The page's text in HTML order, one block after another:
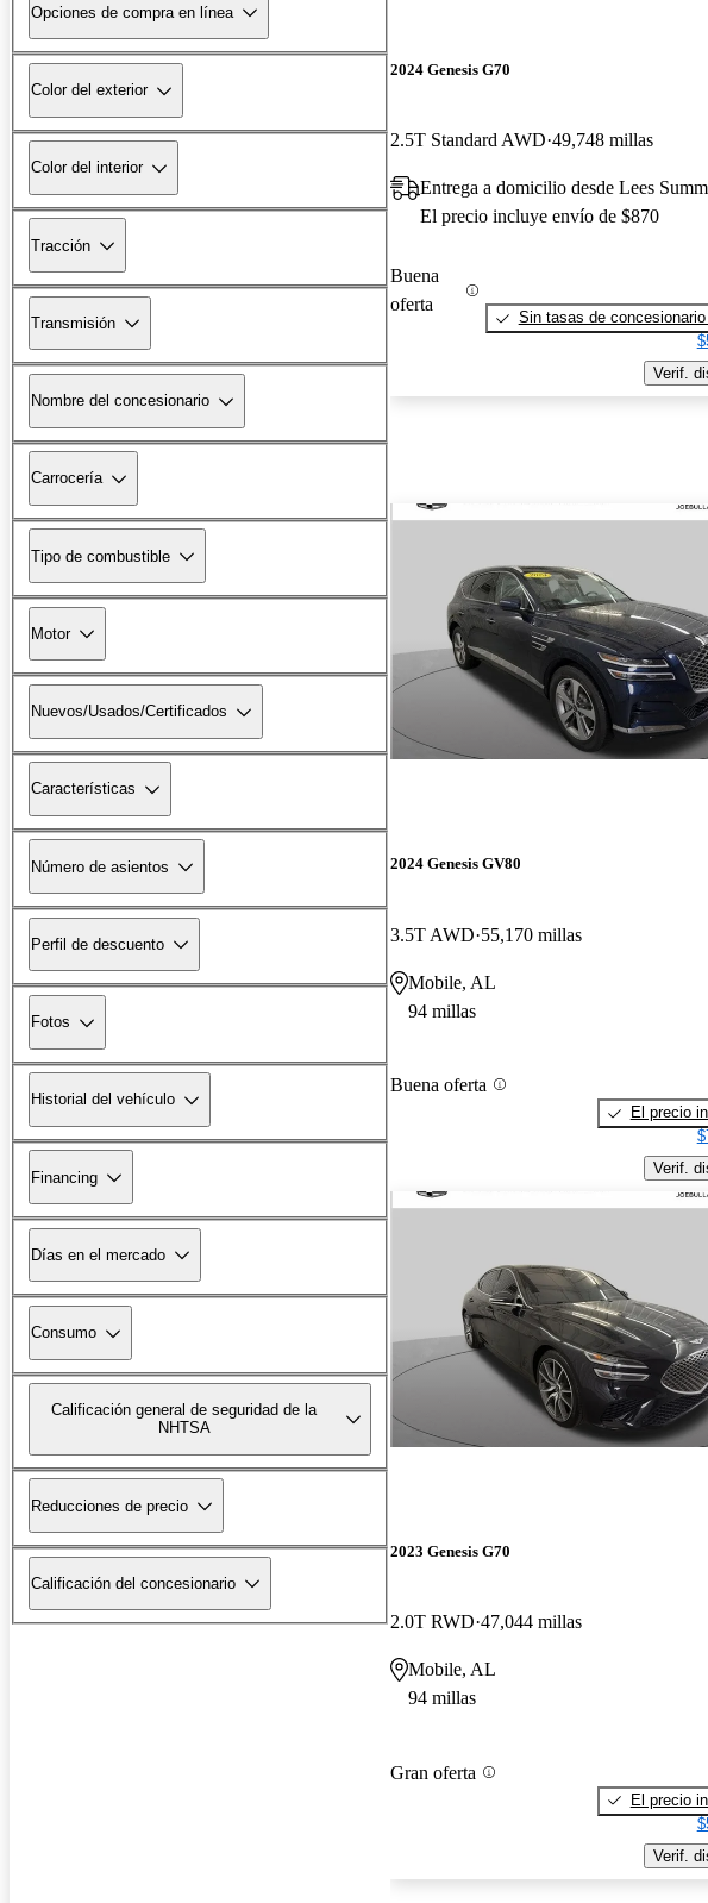
Opciones de compra en línea
Color del exterior
Color del interior
Tracción
Transmisión
Nombre del concesionario
Carrocería
Tipo de combustible
Motor
Nuevos/Usados/Certificados
Características
Número de asientos
Perfil de descuento
Fotos
Historial del vehículo
Financing
Días en el mercado
Consumo
Calificación general de seguridad de la
NHTSA
Reducciones de precio
Calificación del concesionario
2024 Genesis G70
2.5T Standard AWD 49,748 millas
Entrega a domicilio desde Lees
El precio incluye envío de $870
Buena
oferta
Sin tasas de
Verif.
2024 Genesis GV80
3.5T AWD 55,170 millas
Mobile, AL
94 millas
Buena oferta
El precio
Verif.
2023 Genesis G70
2.0T RWD 47,044 millas
Mobile, AL
94 millas
Gran oferta
El precio
Verif.